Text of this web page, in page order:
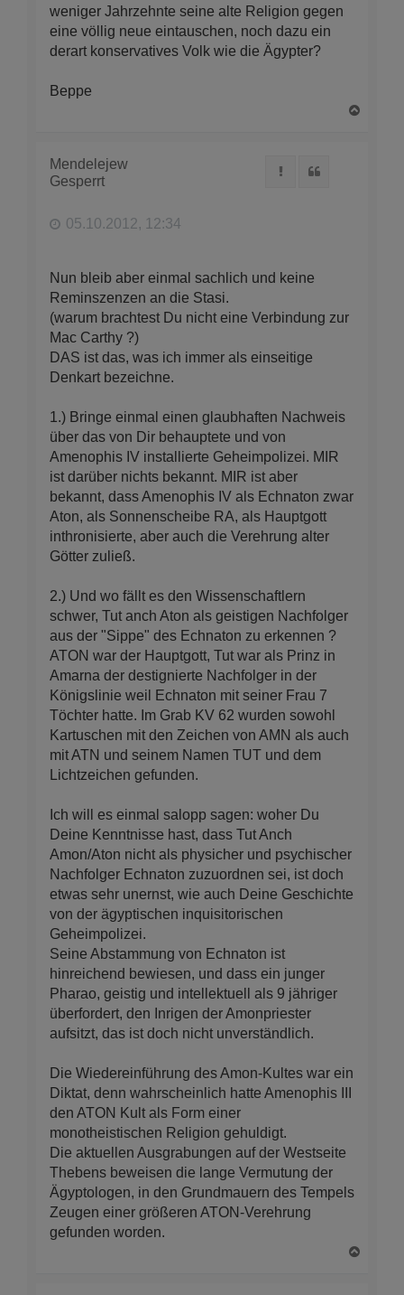
weniger Jahrzehnte seine alte Religion gegen
eine völlig neue eintauschen, noch dazu ein
derart konservatives Volk wie die Ägypter?
Beppe
Mendelejew
Gesperrt
Melden
05.10.2012, 12:34
Nun bleib aber einmal sachlich und keine
Reminszenzen an die Stasi.
(warum brachtest Du nicht eine Verbindung zur
Mac Carthy ?)
DAS ist das, was ich immer als einseitige
Denkart bezeichne.
1.) Bringe einmal einen glaubhaften Nachweis
über das von Dir behauptete und von
Amenophis IV installierte Geheimpolizei. MIR
ist darüber nichts bekannt. MIR ist aber
bekannt, dass Amenophis IV als Echnaton zwar
Aton, als Sonnenscheibe RA, als Hauptgott
inthronisierte, aber auch die Verehrung alter
Götter zuließ.
2.) Und wo fällt es den Wissenschaftlern
schwer, Tut anch Aton als geistigen Nachfolger
aus der "Sippe" des Echnaton zu erkennen ?
ATON war der Hauptgott, Tut war als Prinz in
Amarna der destignierte Nachfolger in der
Königslinie weil Echnaton mit seiner Frau 7
Töchter hatte. Im Grab KV 62 wurden sowohl
Kartuschen mit den Zeichen von AMN als auch
mit ATN und seinem Namen TUT und dem
Lichtzeichen gefunden.
Ich will es einmal salopp sagen: woher Du
Deine Kenntnisse hast, dass Tut Anch
Amon/Aton nicht als physicher und psychischer
Nachfolger Echnaton zuzuordnen sei, ist doch
etwas sehr unernst, wie auch Deine Geschichte
von der ägyptischen inquisitorischen
Geheimpolizei.
Seine Abstammung von Echnaton ist
hinreichend bewiesen, und dass ein junger
Pharao, geistig und intellektuell als 9 jähriger
überfordert, den Inrigen der Amonpriester
aufsitzt, das ist doch nicht unverständlich.
Die Wiedereinführung des Amon-Kultes war ein
Diktat, denn wahrscheinlich hatte Amenophis III
den ATON Kult als Form einer
monotheistischen Religion gehuldigt.
Die aktuellen Ausgrabungen auf der Westseite
Thebens beweisen die lange Vermutung der
Ägyptologen, in den Grundmauern des Tempels
Zeugen einer größeren ATON-Verehrung
gefunden worden.